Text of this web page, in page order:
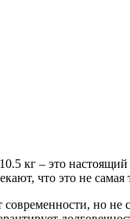
кг – это
что это не самая
но не